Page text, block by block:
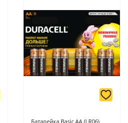
Батарейка Basic АА (LR06)